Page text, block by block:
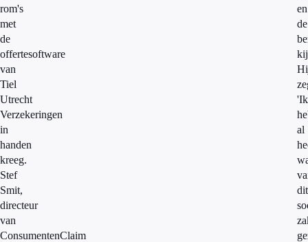
rom's
met
de
offertesoftware
van
Tiel
Utrecht
Verzekeringen
in
handen
kreeg.
Stef
Smit,
directeur
van
ConsumentenClaim
en
de
'Ik
al
dit